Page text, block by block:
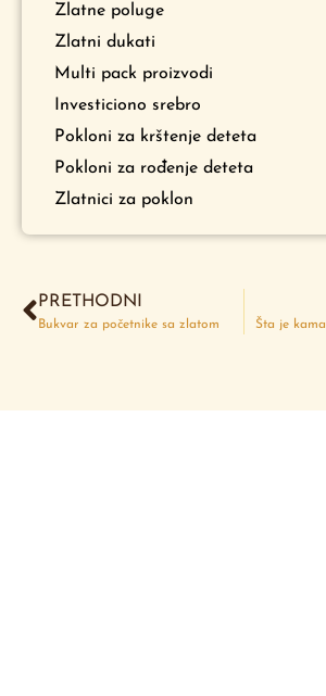
Zlatne poluge
Zlatni dukati
Multi pack proizvodi
Investiciono srebro
Pokloni za krštenje deteta
Pokloni za rođenje deteta
Zlatnici za poklon
PRETHODNI
Bukvar za početnike sa zlatom